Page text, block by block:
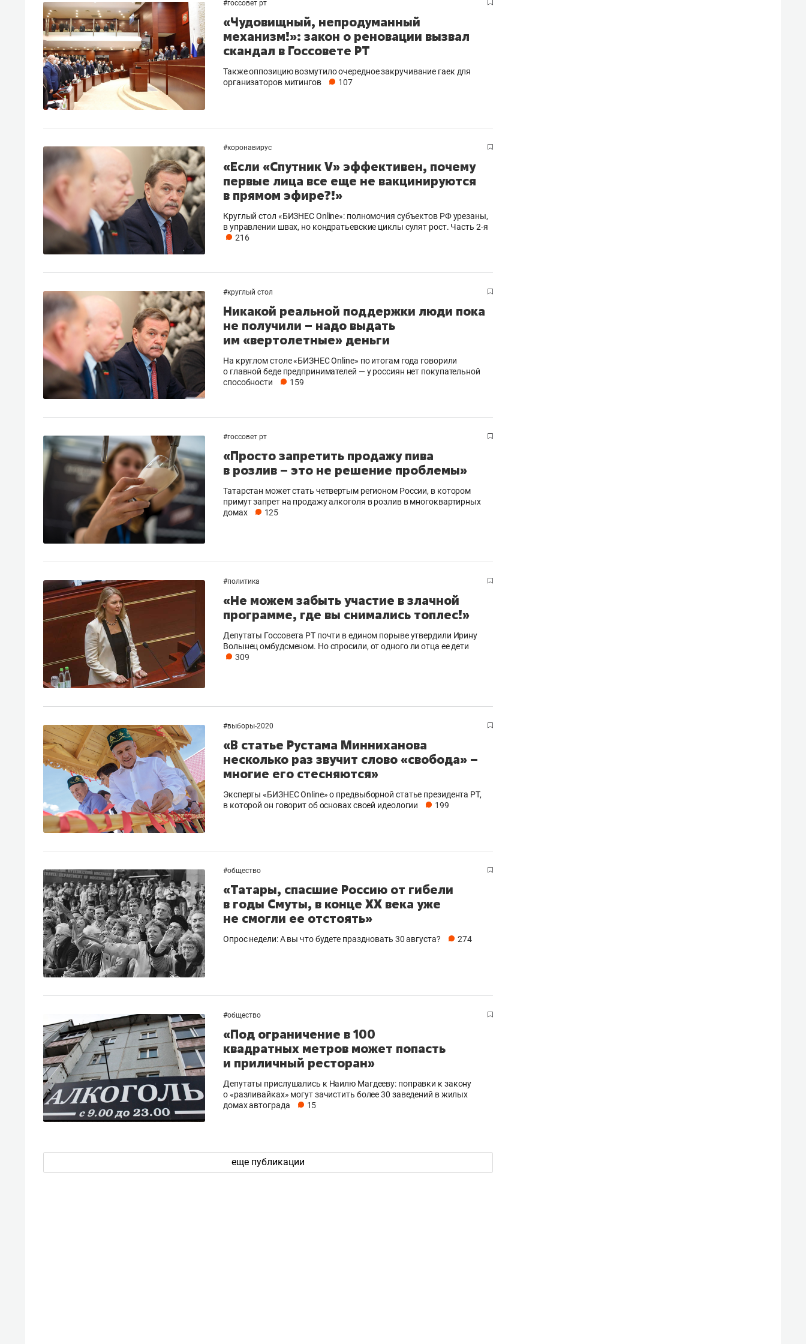
#госсовет рт
«Чудовищный, непродуманный
механизм!»: закон о реновации вызвал
скандал в Госсовете РТ
Также оппозицию возмутило очередное закручивание гаек для
организаторов митингов
107
#коронавирус
«Если «Спутник V» эффективен, почему
первые лица все еще не вакцинируются
в прямом эфире?!»
Круглый стол «БИЗНЕС Online»: полномочия субъектов РФ урезаны,
в управлении швах, но кондратьевские циклы сулят рост. Часть 2-я
216
#круглый стол
Никакой реальной поддержки люди пока
не получили – надо выдать
им «вертолетные» деньги
На круглом столе «БИЗНЕС Online» по итогам года говорили
о главной беде предпринимателей — у россиян нет покупательной
способности
159
#госсовет рт
«Просто запретить продажу пива
в розлив – это не решение проблемы»
Татарстан может стать четвертым регионом России, в котором
примут запрет на продажу алкоголя в розлив в многоквартирных
домах
125
#политика
«Не можем забыть участие в злачной
программе, где вы снимались топлес!»
Депутаты Госсовета РТ почти в едином порыве утвердили Ирину
Волынец омбудсменом. Но спросили, от одного ли отца ее дети
309
#выборы-2020
«В статье Рустама Минниханова
несколько раз звучит слово «свобода» –
многие его стесняются»
Эксперты «БИЗНЕС Online» о предвыборной статье президента РТ,
в которой он говорит об основах своей идеологии
199
#общество
«Татары, спасшие Россию от гибели
в годы Смуты, в конце XX века уже
не смогли ее отстоять»
Опрос недели: А вы что будете праздновать 30 августа? 274
#общество
«Под ограничение в 100
квадратных метров может попасть
и приличный ресторан»
Депутаты прислушались к Наилю Магдееву: поправки к закону
о «разливайках» могут зачистить более 30 заведений в жилых
домах автограда
15
еще публикации